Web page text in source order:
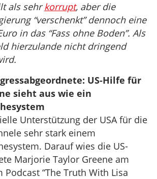
als sehrkorrupt, aber die
“verschenkt” dennoch eine
in das “Fass ohne Boden”. Als
hierzulande nicht dringend
US-Hilfe für
sieht aus wie ein
Unterstützung der USA für die
sehr stark einem
Darauf wies die US-
Marjorie Taylor Greene am
Podcast “The Truth With Lisa